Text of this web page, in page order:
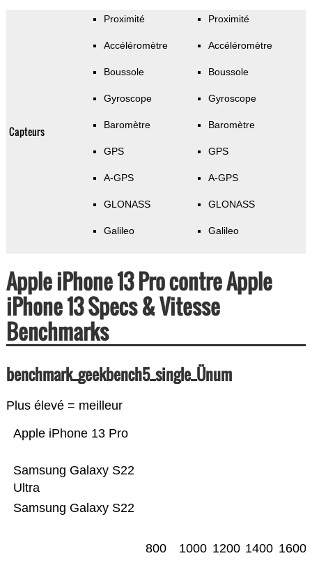
Capteurs
Proximité
Accéléromètre
Boussole
Gyroscope
Baromètre
GPS
A-GPS
GLONASS
Galileo
Proximité
Accéléromètre
Boussole
Gyroscope
Baromètre
GPS
A-GPS
GLONASS
Galileo
Apple iPhone 13 Pro contre Apple
iPhone 13 Specs & Vitesse
Benchmarks
benchmark_geekbench5_single_Ünum
Plus élevé = meilleur
Samsung Galaxy S22
Samsung Galaxy S22
Ultra
Apple iPhone 13 Pro
800 1000 1200 1400 1600